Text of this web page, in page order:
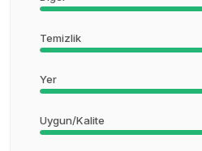
Temizlik
Yer
Uygun/Kalite